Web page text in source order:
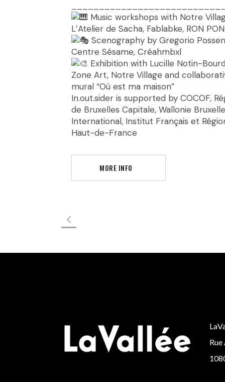
Music workshops with Notre
L’Atelier de Sacha, Fablabke, RON PON
Scenography by Gregorio
Centre Sésame, Créahmbxl
Exhibition with Lucille Notin-
Zone Art, Notre Village and
mural “Où est ma maison”
In.out.sider is supported by COCOF,
de Bruxelles Capitale, Wallonie
International, Institut Français et
Haut-de-France
MORE INFO